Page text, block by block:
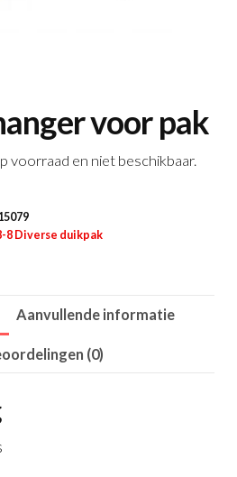
voor pak
voorraad en niet beschikbaar.
8 Diverse duikpak
Aanvullende informatie
(0)